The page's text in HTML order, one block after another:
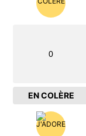
0
EN COLÈRE